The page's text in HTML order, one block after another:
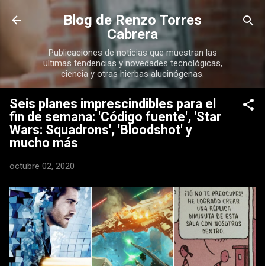
Ir al contenido principal
Blog de Renzo Torres
Cabrera
Publicaciones de noticias que muestran las
ultimas tendencias y novedades tecnológicas,
ciencia y otras hierbas alucinógenas.
Seis planes imprescindibles para el
fin de semana: 'Código fuente', 'Star
Wars: Squadrons', 'Bloodshot' y
mucho más
octubre 02, 2020